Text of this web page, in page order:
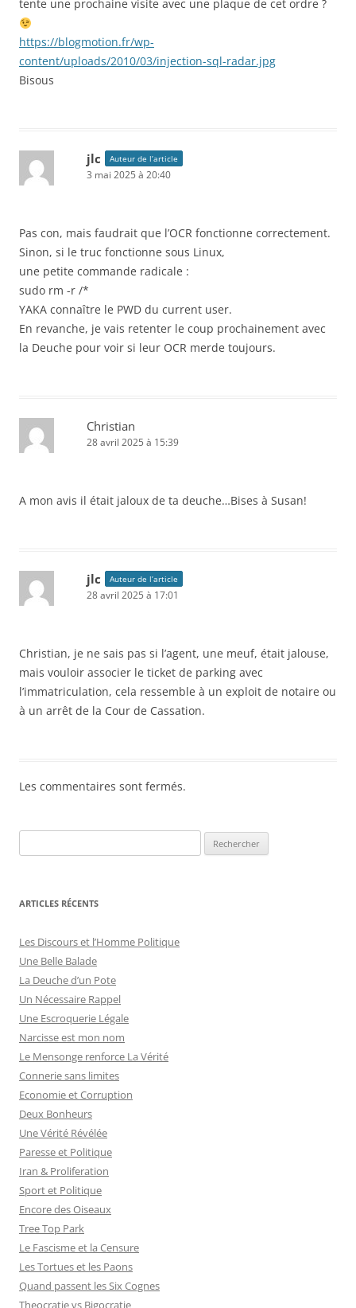
tente une prochaine visite avec une plaque de cet ordre ?
https://blogmotion.fr/wp-
content/uploads/2010/03/injection-sql-radar.jpg
Bisous
jlc Auteur de l’article
3 mai 2025 à 20:40
Pas con, mais faudrait que l’OCR fonctionne correctement.
Sinon, si le truc fonctionne sous Linux,
une petite commande radicale :
sudo rm -r /*
YAKA connaître le PWD du current user.
En revanche, je vais retenter le coup prochainement avec
la Deuche pour voir si leur OCR merde toujours.
Christian
28 avril 2025 à 15:39
A mon avis il était jaloux de ta deuche…Bises à Susan!
jlc Auteur de l’article
28 avril 2025 à 17:01
Christian, je ne sais pas si l’agent, une meuf, était jalouse,
mais vouloir associer le ticket de parking avec
l’immatriculation, cela ressemble à un exploit de notaire ou
à un arrêt de la Cour de Cassation.
Les commentaires sont fermés.
ARTICLES RÉCENTS
Les Discours et l’Homme Politique
Une Belle Balade
La Deuche d’un Pote
Un Nécessaire Rappel
Une Escroquerie Légale
Narcisse est mon nom
Le Mensonge renforce La Vérité
Connerie sans limites
Economie et Corruption
Deux Bonheurs
Une Vérité Révélée
Paresse et Politique
Iran & Proliferation
Sport et Politique
Encore des Oiseaux
Tree Top Park
Le Fascisme et la Censure
Les Tortues et les Paons
Quand passent les Six Cognes
Theocratie vs Bigocratie